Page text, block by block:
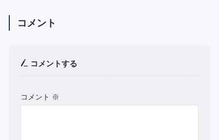
コメント
コメントする
コメント ※